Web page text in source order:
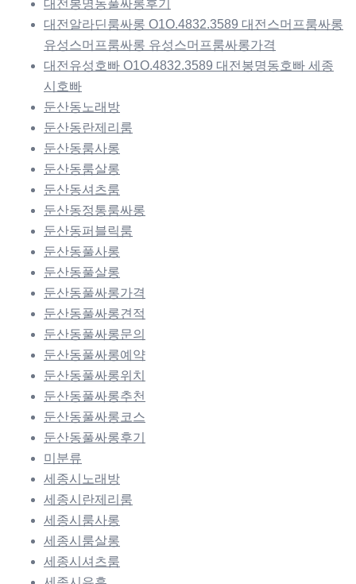
대전봉명동풀싸롱후기
대전알라딘룸싸롱 O1O.4832.3589 대전스머프룸싸롱
유성스머프룸싸롱 유성스머프룸싸롱가격
대전유성호빠 O1O.4832.3589 대전봉명동호빠 세종
시호빠
둔산동노래방
둔산동란제리룸
둔산동룸사롱
둔산동룸살롱
둔산동셔츠룸
둔산동정통룸싸롱
둔산동퍼블릭룸
둔산동풀사롱
둔산동풀살롱
둔산동풀싸롱가격
둔산동풀싸롱견적
둔산동풀싸롱문의
둔산동풀싸롱예약
둔산동풀싸롱위치
둔산동풀싸롱추천
둔산동풀싸롱코스
둔산동풀싸롱후기
미분류
세종시노래방
세종시란제리룸
세종시룸사롱
세종시룸살롱
세종시셔츠룸